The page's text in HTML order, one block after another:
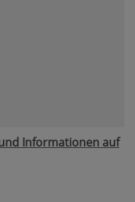
Informationen auf